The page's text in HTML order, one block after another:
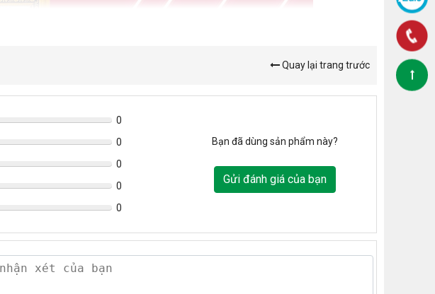
Quay lại trang trước
0
0
0
0
0
Bạn đã dùng sản phẩm này?
Gửi đánh giá của bạn